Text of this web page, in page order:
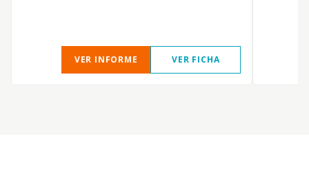
VER INFORME VER FICHA